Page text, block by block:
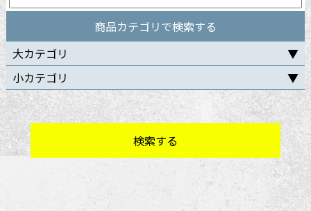
商品カテゴリで検索する
大カテゴリ
小カテゴリ